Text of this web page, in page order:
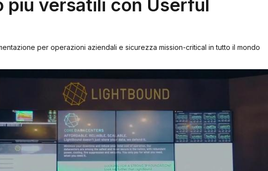
più versatili con Userful
per operazioni aziendali e sicurezza mission-critical in tutto il mondo